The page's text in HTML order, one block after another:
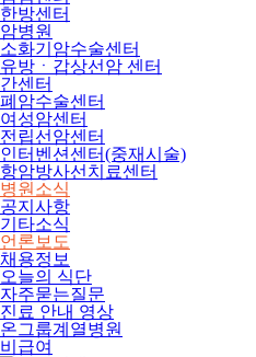
한방센터
암병원
소화기암수술센터
유방ㆍ갑상선암 센터
간센터
폐암수술센터
여성암센터
전립선암센터
인터벤션센터(중재시술)
항암방사선치료센터
병원소식
공지사항
기타소식
언론보도
채용정보
오늘의 식단
자주묻는질문
진료 안내 영상
온그룹계열병원
비급여